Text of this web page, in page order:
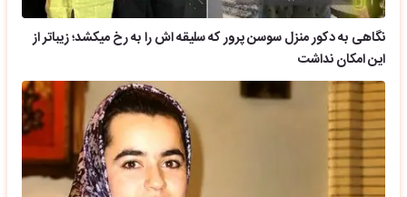
نگاهی به دکور منزل سوسن پرور که سلیقه اش را به رخ میکشد؛ زیباتر از
این امکان نداشت